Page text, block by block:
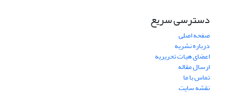
دسترسی سریع
صفحه اصلی
درباره نشریه
اعضای هیات تحریریه
ارسال مقاله
تماس با ما
نقشه سایت